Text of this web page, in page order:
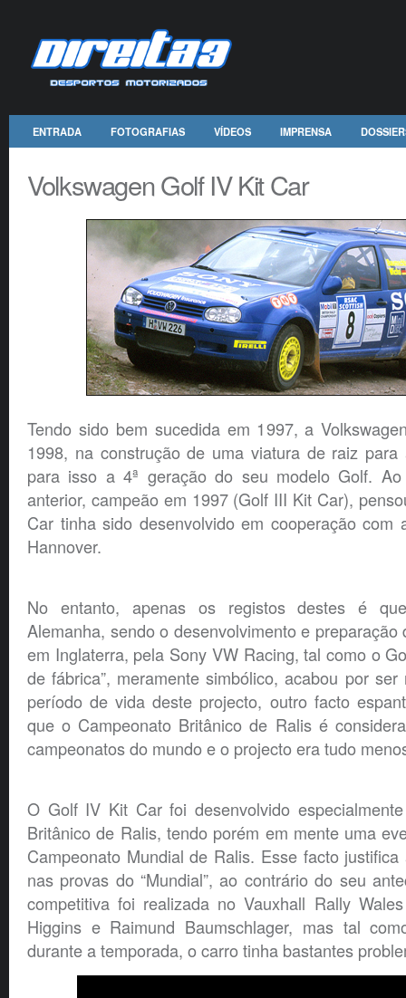
ENTRADA FOTOGRAFIAS VÍDEOS IMPRENSA
Volkswagen Golf IV Kit Car
Tendo sido bem sucedida em 1997, a
1998, na construção de uma viatura de raiz
para isso a 4ª geração do seu modelo Golf.
anterior, campeão em 1997 (Golf III Kit Car),
Car tinha sido desenvolvido em cooperação com
Hannover.
No entanto, apenas os registos destes é
Alemanha, sendo o desenvolvimento e preparação
em Inglaterra, pela Sony VW Racing, tal como o
de fábrica”, meramente simbólico, acabou por
período de vida deste projecto, outro facto
que o Campeonato Britânico de Ralis é
campeonatos do mundo e o projecto era tudo
O Golf IV Kit Car foi desenvolvido
Britânico de Ralis, tendo porém em mente uma
Campeonato Mundial de Ralis. Esse facto
nas provas do “Mundial”, ao contrário do seu
competitiva foi realizada no Vauxhall Rally
Higgins e Raimund Baumschlager, mas tal
durante a temporada, o carro tinha bastantes